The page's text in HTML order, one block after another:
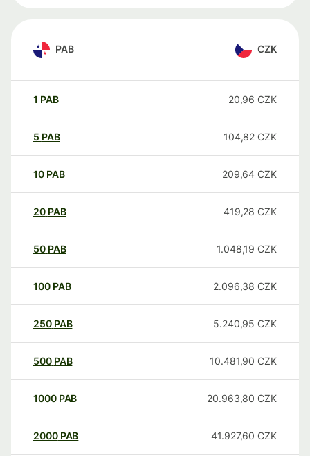
PAB CZK
1 PAB 20,96 CZK
5 PAB 104,82 CZK
10 PAB 209,64 CZK
20 PAB 419,28 CZK
50 PAB 1.048,19 CZK
100 PAB 2.096,38 CZK
250 PAB 5.240,95 CZK
500 PAB 10.481,90 CZK
1000 PAB 20.963,80 CZK
2000 PAB 41.927,60 CZK